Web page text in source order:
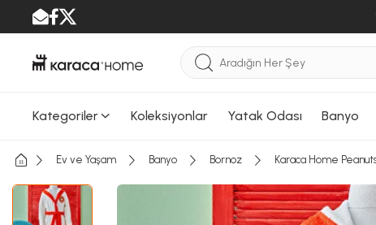
Kategoriler Koleksiyonlar Yatak Odası Banyo
Ev ve Yaşam Banyo Bornoz Karaca Home